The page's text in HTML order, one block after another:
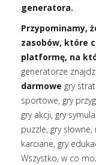
generatora.
Przypominamy,
zasobów, które
platformę, na
generatorze
darmowe gry
sportowe, gry
gry akcji, gry
puzzle, gry
karciane, gry
Wszystko, w co